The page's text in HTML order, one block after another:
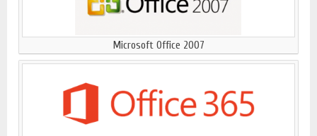
Microsoft Office 2007